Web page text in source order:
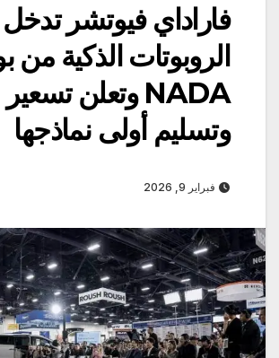
فاراداي فيوتشر
الروبوتات الذكية من
NADA وتعلن تسعير
وتسليم أولى نماذجها
فبراير 9, 2026